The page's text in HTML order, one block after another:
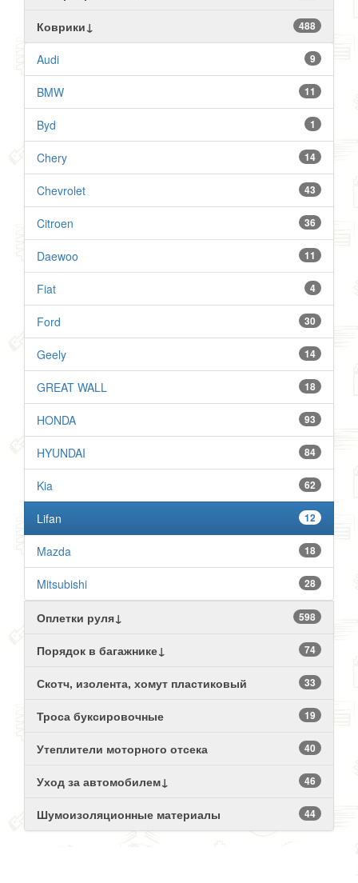
Коврики↓ 488
9
Audi
11
BMW
1
Byd
14
Chery
43
Chevrolet
36
Citroen
11
Daewoo
4
Fiat
30
Ford
14
Geely
18
GREAT WALL
93
HONDA
84
HYUNDAI
62
Kia
12
Lifan
18
Mazda
28
Mitsubishi
Оплетки руля↓ 598
Порядок в багажнике↓ 74
Скотч, изолента, хомут пластиковый 33
Троса буксировочные 19
Утеплители моторного отсека 40
Уход за автомобилем↓ 46
Шумоизоляционные материалы 44